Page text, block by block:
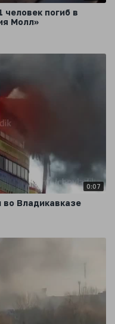
человек погиб в
Молл»
0:07
Владикавказе